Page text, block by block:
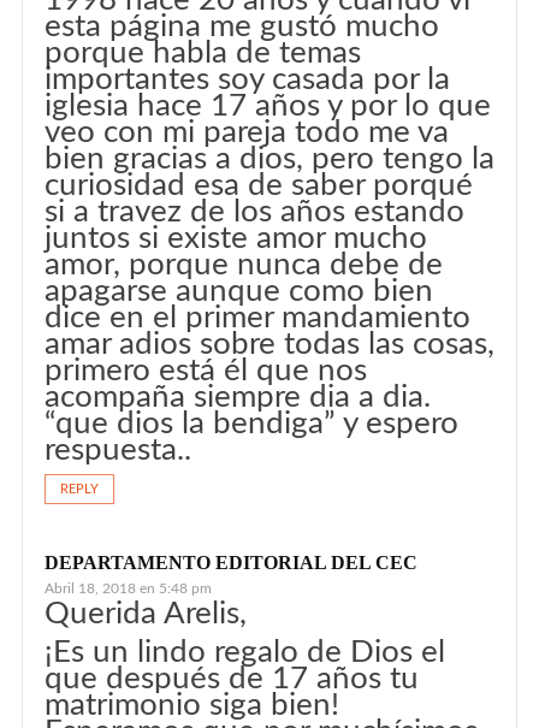
esta página me gustó mucho
porque habla de temas
importantes soy casada por la
iglesia hace 17 años y por lo que
veo con mi pareja todo me va
bien gracias a dios, pero tengo la
curiosidad esa de saber porqué
si a travez de los años estando
juntos si existe amor mucho
amor, porque nunca debe de
apagarse aunque como bien
dice en el primer mandamiento
amar adios sobre todas las cosas,
primero está él que nos
acompaña siempre dia a dia.
“que dios la bendiga” y espero
respuesta..
REPLY
DEPARTAMENTO EDITORIAL DEL CEC
Abril 18, 2018 en 5:48 pm
Querida Arelis,
¡Es un lindo regalo de Dios el
que después de 17 años tu
matrimonio siga bien!